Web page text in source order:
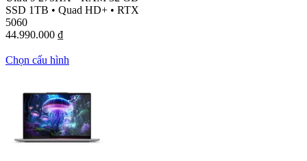
SSD 1TB • Quad HD+ • RTX
5060
44.990.000 ₫
Chọn cấu hình